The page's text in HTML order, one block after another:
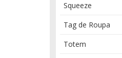
Squeeze
Tag de Roupa
Totem